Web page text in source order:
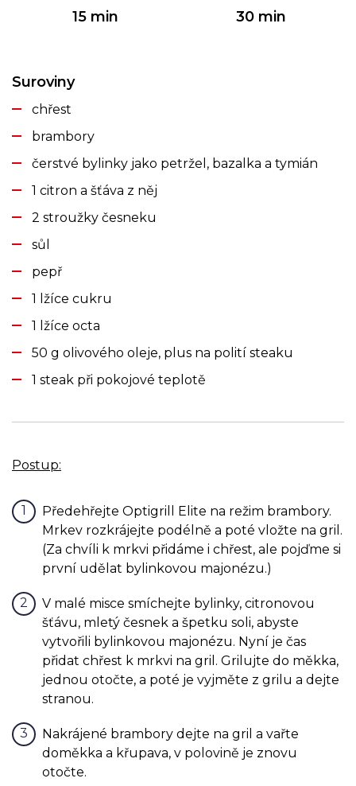
15 min 30 min
Suroviny
chřest
brambory
čerstvé bylinky jako petržel, bazalka a tymián
1 citron a šťáva z něj
2 stroužky česneku
sůl
pepř
1 lžíce cukru
1 lžíce octa
50 g olivového oleje, plus na polití steaku
1 steak při pokojové teplotě
Postup:
Předehřejte Optigrill Elite na režim brambory.
Mrkev rozkrájejte podélně a poté vložte na gril.
(Za chvíli k mrkvi přidáme i chřest, ale pojďme si
první udělat bylinkovou majonézu.)
V malé misce smíchejte bylinky, citronovou
šťávu, mletý česnek a špetku soli, abyste
vytvořili bylinkovou majonézu. Nyní je čas
přidat chřest k mrkvi na gril. Grilujte do měkka,
jednou otočte, a poté je vyjměte z grilu a dejte
stranou.
Nakrájené brambory dejte na gril a vařte
doměkka a křupava, v polovině je znovu
otočte.